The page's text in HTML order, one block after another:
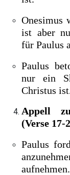
Onesimus
ist aber
für Paulus
Paulus
nur ein
Christus
Appell
(Verse 17-
Paulus
aufnehmen.